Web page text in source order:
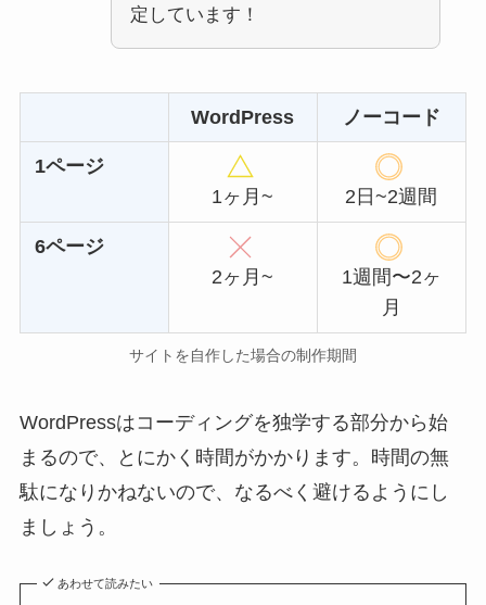
定しています！
WordPress ノーコード
1ページ
1ヶ月~
2日~2週間
6ページ
2ヶ月~
1週間〜2ヶ
月
サイトを自作した場合の制作期間
WordPressはコーディングを独学する部分から始
まるので、とにかく時間がかかります。時間の無
駄になりかねないので、なるべく避けるようにし
ましょう。
あわせて読みたい